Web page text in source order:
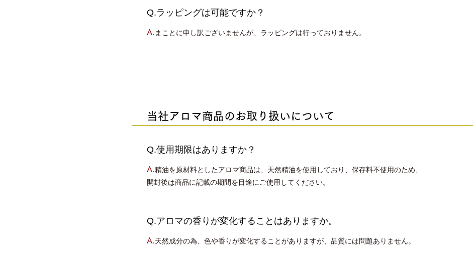
Q.ラッピングは可能ですか？
A. まことに申し訳ございませんが、ラッピングは行っておりません。
当社アロマ商品のお取り扱いについて
Q.使用期限はありますか？
A.精油を原材料としたアロマ商品は、天然精油を使用しており、保存料不使用のため、
開封後は商品に記載の期間を目途にご使用してください。
Q.アロマの香りが変化することはありますか。
A.天然成分の為、色や香りが変化することがありますが、品質には問題ありません。